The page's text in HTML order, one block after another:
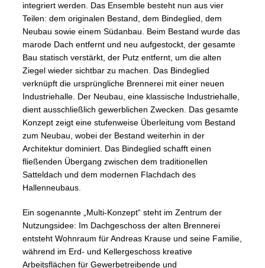
integriert werden. Das Ensemble besteht nun aus vier
Teilen: dem originalen Bestand, dem Bindeglied, dem
Neubau sowie einem Südanbau. Beim Bestand wurde das
marode Dach entfernt und neu aufgestockt, der gesamte
Bau statisch verstärkt, der Putz entfernt, um die alten
Ziegel wieder sichtbar zu machen. Das Bindeglied
verknüpft die ursprüngliche Brennerei mit einer neuen
Industriehalle. Der Neubau, eine klassische Industriehalle,
dient ausschließlich gewerblichen Zwecken. Das gesamte
Konzept zeigt eine stufenweise Überleitung vom Bestand
zum Neubau, wobei der Bestand weiterhin in der
Architektur dominiert. Das Bindeglied schafft einen
fließenden Übergang zwischen dem traditionellen
Satteldach und dem modernen Flachdach des
Hallenneubaus.
Ein sogenannte „Multi-Konzept“ steht im Zentrum der
Nutzungsidee: Im Dachgeschoss der alten Brennerei
entsteht Wohnraum für Andreas Krause und seine Familie,
während im Erd- und Kellergeschoss kreative
Arbeitsflächen für Gewerbetreibende und